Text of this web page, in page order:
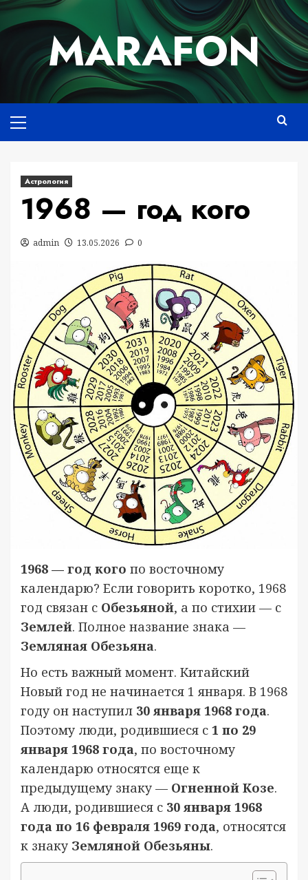
Перейти
содержимомуMARAFON
меню
Астрология
1968 — год кого
admin 13.05.2026 0
1968 — год кого по восточному
календарю? Если говорить коротко, 1968
год связан с Обезьяной, а по стихии — с
Землей. Полное название знака —
Земляная Обезьяна.
Но есть важный момент. Китайский
Новый год не начинается 1 января. В 1968
году он наступил 30 января 1968 года.
Поэтому люди, родившиеся с 1 по 29
января 1968 года, по восточному
календарю относятся еще к
предыдущему знаку — Огненной Козе.
А люди, родившиеся с 30 января 1968
года по 16 февраля 1969 года, относятся
к знаку Земляной Обезьяны.